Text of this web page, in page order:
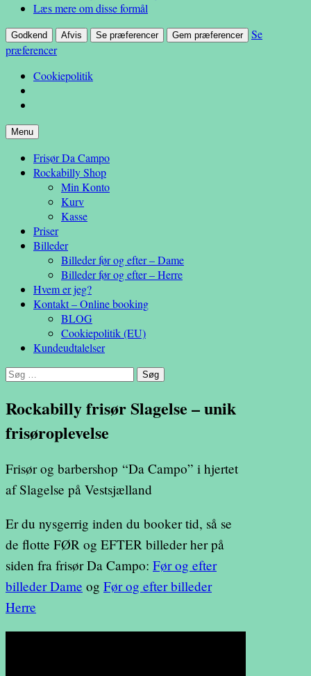
Læs mere om disse formål
Godkend Afvis Se præferencer Gem præferencer
Se
præferencer
Cookiepolitik
Da Campo
– en anderledes frisøroplevelse
Menu Hop
indhold
Frisør Da Campo
Rockabilly Shop
Min Konto
Kurv
Kasse
Priser
Billeder
Billeder før og efter – Dame
Billeder før og efter – Herre
Hvem er jeg?
Kontakt – Online booking
BLOG
Cookiepolitik (EU)
Kundeudtalelser
Søg
Rockabilly frisør Slagelse – unik
frisøroplevelse
Frisør og barbershop “Da Campo” i hjertet
af Slagelse på Vestsjælland
Er du nysgerrig inden du booker tid, så se
de flotte FØR og EFTER billeder her på
siden fra frisør Da Campo: Før og efter
billeder Dame og Før og efter billeder
Herre